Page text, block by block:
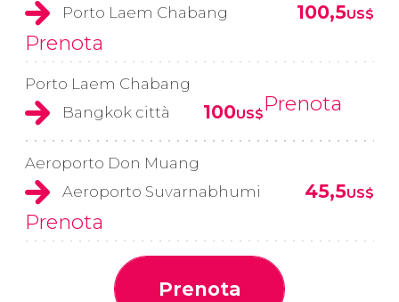
Porto Laem Chabang
100,5US$
Prenota
Porto Laem Chabang
Bangkok città
100US$Prenota
Aeroporto Don Muang
Aeroporto Suvarnabhumi
45,5US$
Prenota
Prenota